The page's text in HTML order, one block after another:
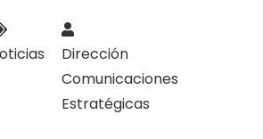
Dirección
Comunicaciones
Estratégicas